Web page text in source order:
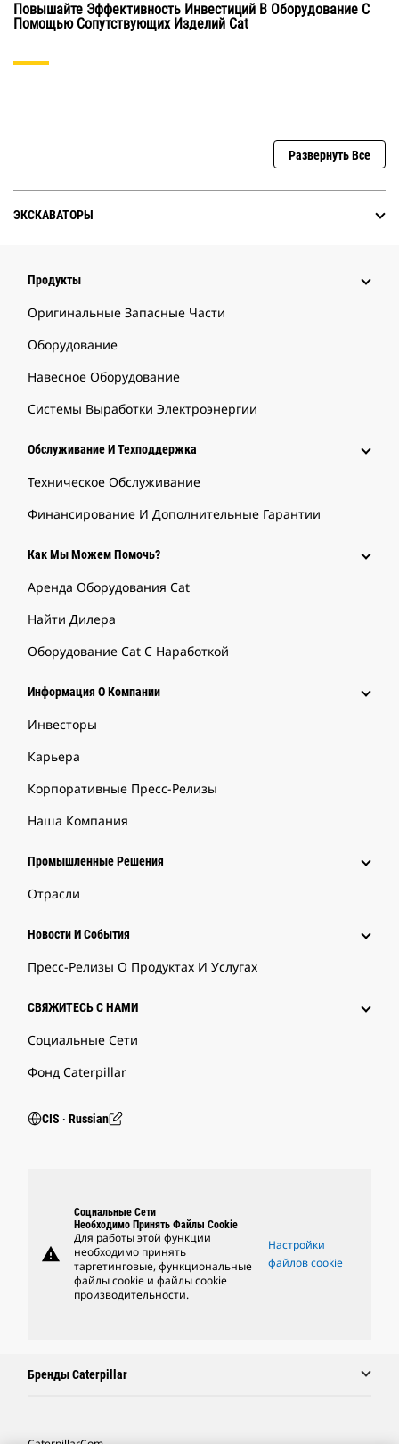
Повышайте Эффективность Инвестиций В Оборудование С
Помощью Сопутствующих Изделий Cat
Развернуть Все
ЭКСКАВАТОРЫ
Продукты
Оригинальные Запасные Части
Оборудование
Навесное Оборудование
Системы Выработки Электроэнергии
Обслуживание И Техподдержка
Техническое Обслуживание
Финансирование И Дополнительные Гарантии
Как Мы Можем Помочь?
Аренда Оборудования Cat
Найти Дилера
Оборудование Cat С Наработкой
Информация О Компании
Инвесторы
Карьера
Корпоративные Пресс-Релизы
Наша Компания
Промышленные Решения
Отрасли
Новости И События
Пресс-Релизы О Продуктах И Услугах
СВЯЖИТЕСЬ С НАМИ
Социальные Сети
Фонд Caterpillar
CIS ‧ Russian
warning
Социальные Сети
Необходимо Принять Файлы Cookie
Для работы этой функции
необходимо принять
таргетинговые, функциональные
файлы cookie и файлы cookie
производительности.
Настройки
файлов cookie
Бренды Caterpillar